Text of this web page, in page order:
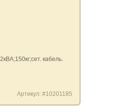
кабель.
Артикул: #10201185